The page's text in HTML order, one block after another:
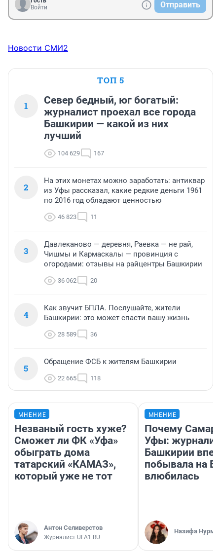
Войти
Отправить
Новости СМИ2
ТОП 5
1
Север бедный, юг богатый:
журналист проехал все города
Башкирии — какой из них
лучший
104 629 167
2
На этих монетах можно заработать: антиквар
из Уфы рассказал, какие редкие деньги 1961
по 2016 год обладают ценностью
46 823 11
3
Давлеканово — деревня, Раевка — не рай,
Чишмы и Кармаскалы — провинция с
огородами: отзывы на райцентры Башкирии
36 062 20
4
Как звучит БПЛА. Послушайте, жители
Башкирии: это может спасти вашу жизнь
28 589 36
5
Обращение ФСБ к жителям Башкирии
22 665 118
МНЕНИЕ
Незваный гость хуже?
Сможет ли ФК «Уфа»
обыграть дома
татарский «КАМАЗ»,
который уже не тот
Антон Селиверстов
Журналист UFA1.RU
МНЕНИЕ
Почему
Уфы:
Башкирии
побывала на
влюбилась
Назифа